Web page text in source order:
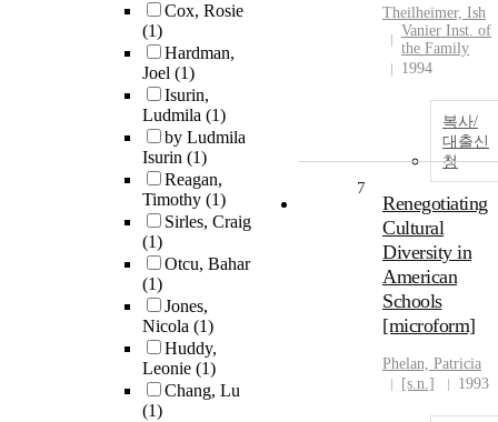
Cox, Rosie
(1)
Hardman,
Joel (1)
Isurin,
Ludmila (1)
by Ludmila
Isurin (1)
Reagan,
Timothy (1)
Sirles, Craig
(1)
Otcu, Bahar
(1)
Jones,
Nicola (1)
Huddy,
Leonie (1)
Chang, Lu
(1)
Theilheimer, Ish
Vanier Inst. of
the Family
1994
복사/
대출신
청
7
Renegotiating
Cultural
Diversity in
American
Schools
[microform]
Phelan, Patricia
[s.n.]
1993